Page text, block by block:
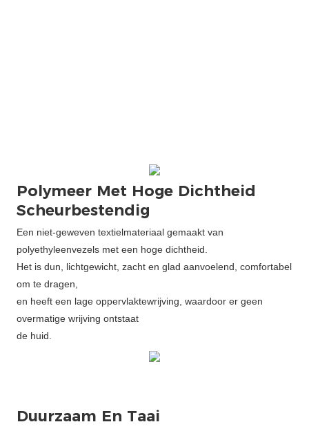
Polymeer Met Hoge Dichtheid
Scheurbestendig
Een niet-geweven textielmateriaal gemaakt van
polyethyleenvezels met een hoge dichtheid.
Het is dun, lichtgewicht, zacht en glad aanvoelend, comfortabel
om te dragen,
en heeft een lage oppervlaktewrijving, waardoor er geen
overmatige wrijving ontstaat
de huid.
Duurzaam En Taai